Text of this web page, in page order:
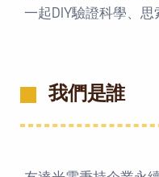
一起DIY驗證科學、思
我們是誰